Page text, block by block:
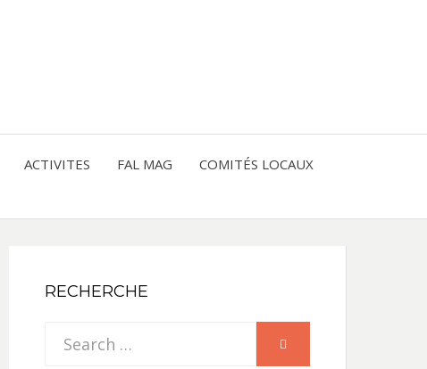
ACTIVITES FAL MAG
COMITÉS LOCAUX
RECHERCHE
Search